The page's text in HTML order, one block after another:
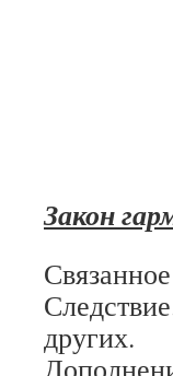
Закон
других.